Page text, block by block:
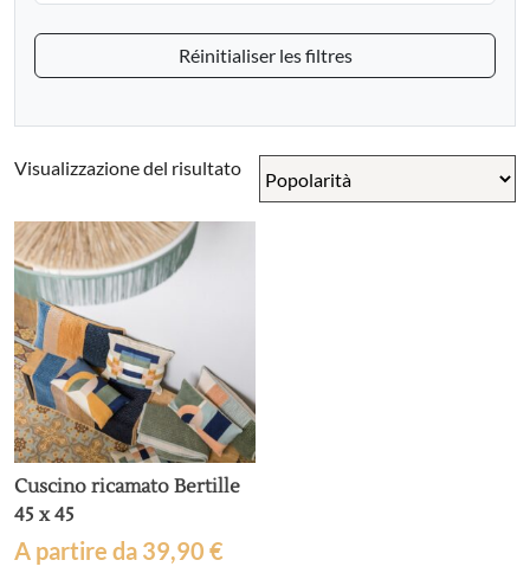
Réinitialiser les filtres
Visualizzazione del risultato
Cuscino ricamato Bertille
45 x 45
A partire da 39,90 €